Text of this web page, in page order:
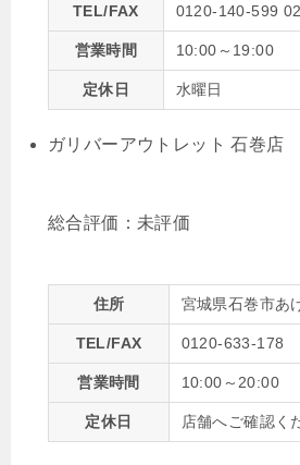
TEL/FAX 0120-140-599
営業時間 10:00～19:00
定休日 水曜日
ガリバーアウトレット 石巻店
総合評価： 未評価
住所 宮城県石巻市あ
TEL/FAX 0120-633-178
営業時間 10:00～20:00
定休日 店舗へご確認く